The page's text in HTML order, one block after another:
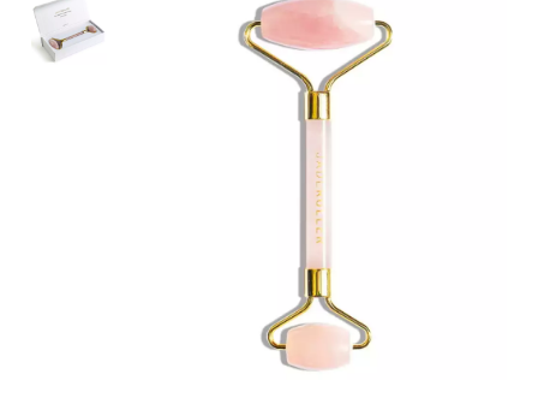
NOUVEAU CLIENT ?